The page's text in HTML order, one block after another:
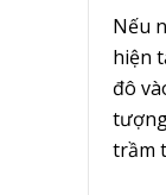
Nếu
hiện
đô
trầm